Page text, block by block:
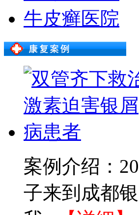
牛皮癣医院
案例介绍：
子来到成都